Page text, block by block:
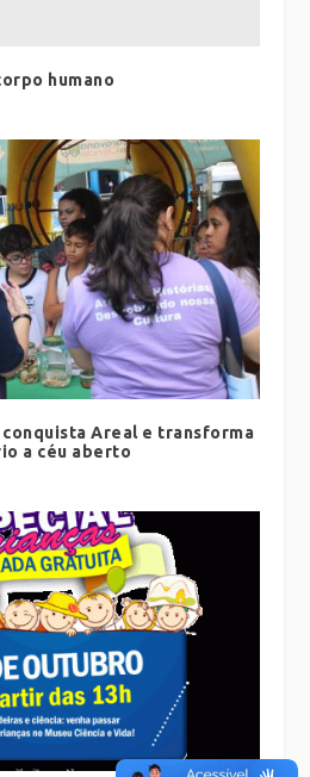
humano
conquista Areal e transforma
a céu aberto